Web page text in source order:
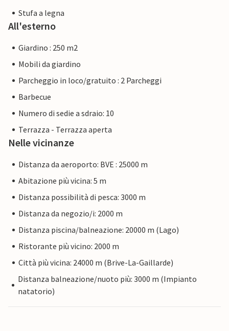
Stufa a legna
All'esterno
Giardino : 250 m2
Mobili da giardino
Parcheggio in loco/gratuito : 2 Parcheggi
Barbecue
Numero di sedie a sdraio: 10
Terrazza - Terrazza aperta
Nelle vicinanze
Distanza da aeroporto: BVE : 25000 m
Abitazione più vicina: 5 m
Distanza possibilità di pesca: 3000 m
Distanza da negozio/i: 2000 m
Distanza piscina/balneazione: 20000 m (Lago)
Ristorante più vicino: 2000 m
Città più vicina: 24000 m (Brive-La-Gaillarde)
Distanza balneazione/nuoto più: 3000 m (Impianto
natatorio)